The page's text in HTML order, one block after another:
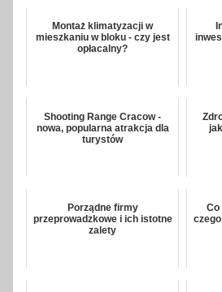
Montaż klimatyzacji w
mieszkaniu w bloku - czy jest
opłacalny?
Shooting Range Cracow -
nowa, popularna atrakcja dla
turystów
Porządne firmy
przeprowadzkowe i ich istotne
zalety
Co